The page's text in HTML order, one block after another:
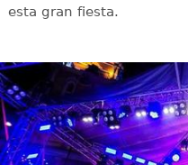
esta gran fiesta.